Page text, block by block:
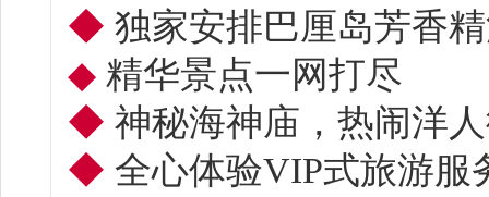
◆ 独家安排巴厘岛芳香精
◆ 精华景点一网打尽
◆ 神秘海神庙，热闹洋
◆ 全心体验VIP式旅游服